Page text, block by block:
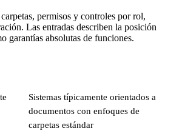
permisos y controles por rol,
Las entradas describen la posición
garantías absolutas de funciones.
Sistemas típicamente orientados a
documentos con enfoques de
carpetas estándar